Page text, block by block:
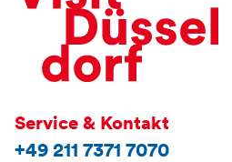
Service & Kontakt
+49 211 7371 7070